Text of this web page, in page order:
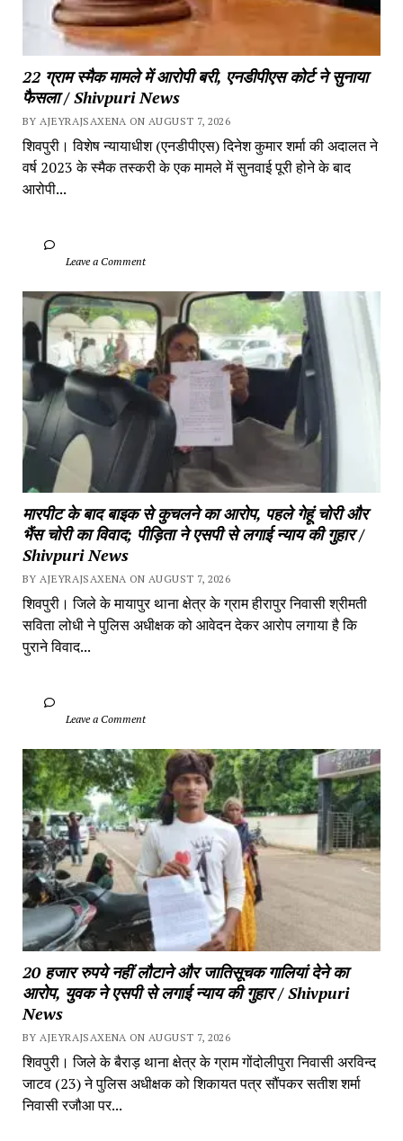
22 ग्राम स्मैक मामले में आरोपी बरी, एनडीपीएस कोर्ट ने सुनाया
फैसला / Shivpuri News
BY AJEYRAJSAXENA ON AUGUST 7, 2026
शिवपुरी। विशेष न्यायाधीश (एनडीपीएस) दिनेश कुमार शर्मा की अदालत ने
वर्ष 2023 के स्मैक तस्करी के एक मामले में सुनवाई पूरी होने के बाद
आरोपी...
		Leave a Comment
मारपीट के बाद बाइक से कुचलने का आरोप, पहले गेहूं चोरी और
भैंस चोरी का विवाद; पीड़िता ने एसपी से लगाई न्याय की गुहार /
Shivpuri News
BY AJEYRAJSAXENA ON AUGUST 7, 2026
शिवपुरी। जिले के मायापुर थाना क्षेत्र के ग्राम हीरापुर निवासी श्रीमती
सविता लोधी ने पुलिस अधीक्षक को आवेदन देकर आरोप लगाया है कि
पुराने विवाद...
		Leave a Comment
20 हजार रुपये नहीं लौटाने और जातिसूचक गालियां देने का
आरोप, युवक ने एसपी से लगाई न्याय की गुहार / Shivpuri
News
BY AJEYRAJSAXENA ON AUGUST 7, 2026
शिवपुरी। जिले के बैराड़ थाना क्षेत्र के ग्राम गोंदोलीपुरा निवासी अरविन्द
जाटव (23) ने पुलिस अधीक्षक को शिकायत पत्र सौंपकर सतीश शर्मा
निवासी रजौआ पर...